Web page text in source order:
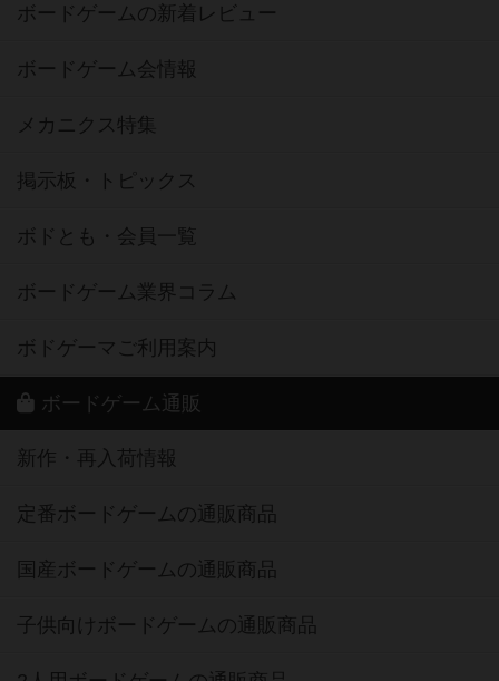
ボードゲームの新着レビュー
ボードゲーム会情報
メカニクス特集
掲示板・トピックス
ボドとも・会員一覧
ボードゲーム業界コラム
ボドゲーマご利用案内
ボードゲーム通販
新作・再入荷情報
定番ボードゲームの通販商品
国産ボードゲームの通販商品
子供向けボードゲームの通販商品